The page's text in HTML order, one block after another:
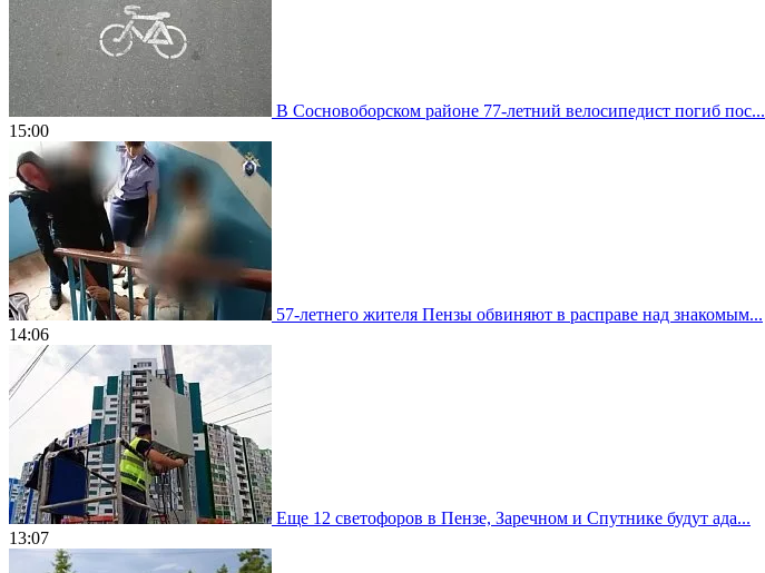
В Сосновоборском районе 77-летний велосипедист погиб пос...
15:00
57-летнего жителя Пензы обвиняют в расправе над знакомым...
14:06
Еще 12 светофоров в Пензе, Заречном и Спутнике будут ада...
13:07